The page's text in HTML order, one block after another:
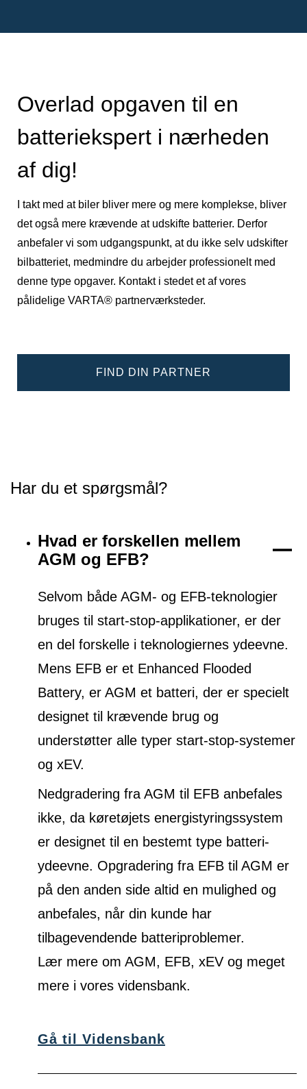
Overlad opgaven til en
batteriekspert i nærheden
af dig!
I takt med at biler bliver mere og mere komplekse, bliver
det også mere krævende at udskifte batterier. Derfor
anbefaler vi som udgangspunkt, at du ikke selv udskifter
bilbatteriet, medmindre du arbejder professionelt med
denne type opgaver. Kontakt i stedet et af vores
pålidelige VARTA® partnerværksteder.
FIND DIN PARTNER
Har du et spørgsmål?
Hvad er forskellen mellem
AGM og EFB?
Selvom både AGM- og EFB-teknologier
bruges til start-stop-applikationer, er der
en del forskelle i teknologiernes ydeevne.
Mens EFB er et Enhanced Flooded
Battery, er AGM et batteri, der er specielt
designet til krævende brug og
understøtter alle typer start-stop-systemer
og xEV.
Nedgradering fra AGM til EFB anbefales
ikke, da køretøjets energistyringssystem
er designet til en bestemt type batteri-
ydeevne. Opgradering fra EFB til AGM er
på den anden side altid en mulighed og
anbefales, når din kunde har
tilbagevendende batteriproblemer.
Lær mere om AGM, EFB, xEV og meget
mere i vores vidensbank.
Gå til Vidensbank